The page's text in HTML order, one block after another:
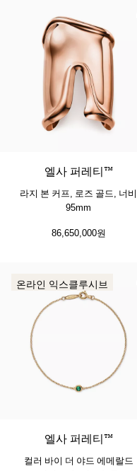
엘사 퍼레티™
라지 본 커프, 로즈 골드, 너비
95mm
86,650,000원
온라인 익스클루시브
엘사 퍼레티™
컬러 바이 더 야드 에메랄드